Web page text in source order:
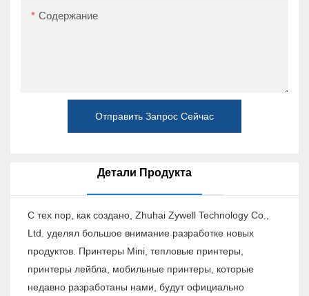
Содержание
Отправить Запрос Сейчас
Детали Продукта
С тех пор, как создано, Zhuhai Zywell Technology Co.,
Ltd. уделял большое внимание разработке новых
продуктов. Принтеры Mini, тепловые принтеры,
принтеры лейбла, мобильные принтеры, которые
недавно разработаны нами, будут официально